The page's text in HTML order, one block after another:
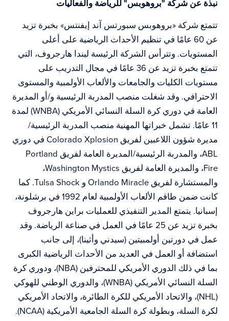
نبذة عن شركة "بروهوبس" للرياضة والفعاليات
تتمتع شركة «بروهوبس سبورتس آند إيفنتس» بخبرة تزيد
عن 60 عامًا في تنظيم الأحداث الرياضية على أعلى
المستويات. وتترأس الشركة الرئيسة ليندا هارجروف، التي
تتمتع بخبرة تزيد عن 36 عامًا في مجال التدريب على
مستويات الكليات والجامعات والألعاب الأولمبية والمستوى
الاحترافي. وقد شغلت منصب المدربة الرئيسية و/أو المديرة
العامة في دوري كرة السلة النسائي الأمريكي (WNBA) لمدة
11 عامًا. تشمل خبراتها المهنية منصب المدربة الرئيسية/
مديرة شؤون اللاعبين لفريق Colorado Xplosion في دوري
ABL، والمدربة الرئيسية/المديرة العامة لفريق Portland
Fire، والمديرة العامة لفريق Washington Mystics،
والمستشارة لفريق Orlando Miracle و Tulsa Shock. كما
كانت ضمن طاقم الألعاب الأولمبية لعام 1992 في برشلونة،
إسبانيا. يتمتع المدير التنفيذي للعمليات براين هارجروف
بخبرة تزيد عن 25 عامًا في العمل في صناعة الرياضة. وقد
عمل في دورتين أولمبيتين (سيدني وأثينا)، إلى جانب
استضافة أو العمل في العديد من الأحداث الرياضية الكبرى
بما في ذلك الدوري الأمريكي للمحترفين (NBA)، ودوري كرة
السلة النسائي الأمريكي (WNBA)، والدوري الوطني للهوكي
(NHL)، والاتحاد الأمريكي للكرة الطائرة، والاتحاد الأمريكي
لكرة السلة، وبطولة كرة السلة الجامعية الأمريكية (NCAA).